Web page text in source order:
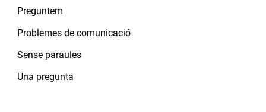
Preguntem
Problemes de comunicació
Sense paraules
Una pregunta